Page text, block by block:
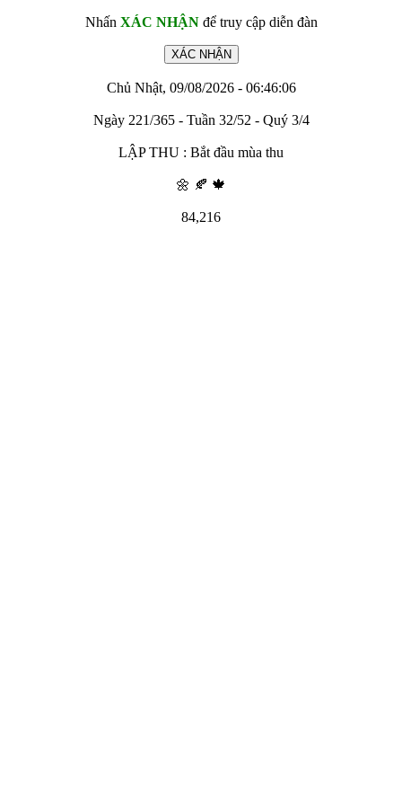
Nhấn XÁC NHẬNđể truy cập diễn đàn
Chủ Nhật, 09/08/2026 - 06:46:06
Ngày 221/365 - Tuần 32/52 - Quý 3/4
LẬP THU : Bắt đầu mùa thu
🌼 🍂 🍁
84,216